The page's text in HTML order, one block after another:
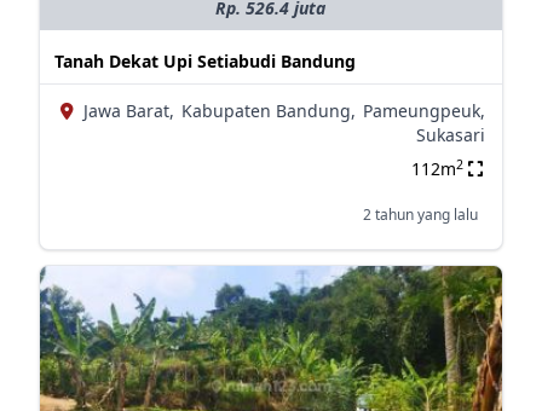
Rp. 526.4 juta
Tanah Dekat Upi Setiabudi Bandung
Jawa Barat, Kabupaten Bandung, Pameungpeuk,
Sukasari
112m2
2 tahun yang lalu